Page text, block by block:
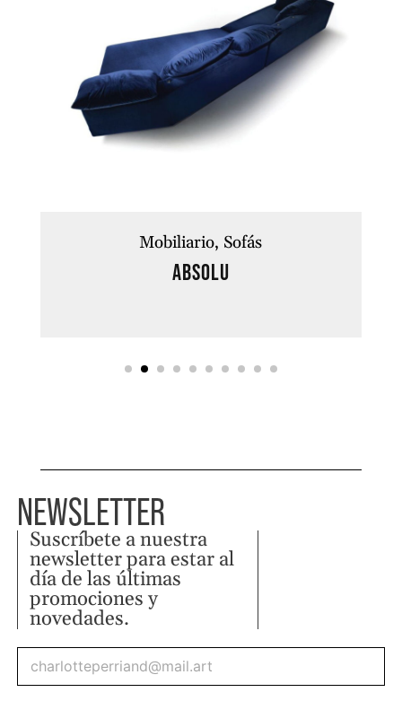
Mobiliario Sofás
ABSOLU
NEWSLETTER
Suscríbete a nuestra
newsletter para estar al
día de las últimas
promociones y
novedades.